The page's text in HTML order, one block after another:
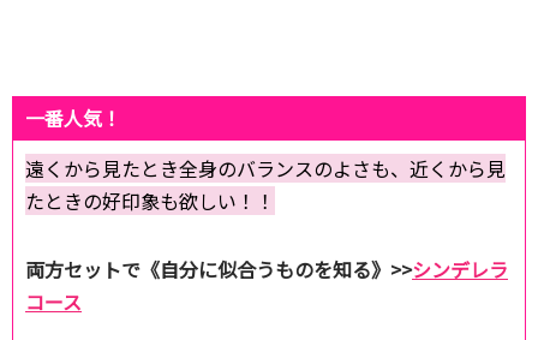
一番人気！
遠くから見たとき全身のバランスのよさも、近くから見
たときの好印象も欲しい！！
両方セットで《自分に似合うものを知る》>>シンデレラ
コース